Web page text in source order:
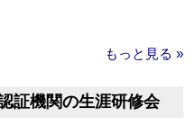
もっと見る »
証機関の生涯研修会